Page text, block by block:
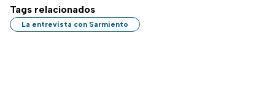
Tags relacionados
La entrevista con Sarmiento